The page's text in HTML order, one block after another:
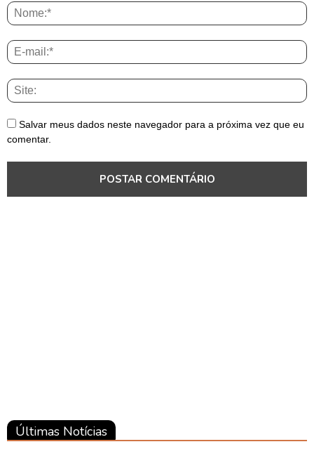
Salvar meus dados neste navegador para a próxima vez que eu
comentar.
Últimas Notícias